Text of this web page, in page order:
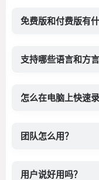
免费版和付费版有什
支持哪些语言和方言
怎么在电脑上快速录
团队怎么用？
用户说好用吗？